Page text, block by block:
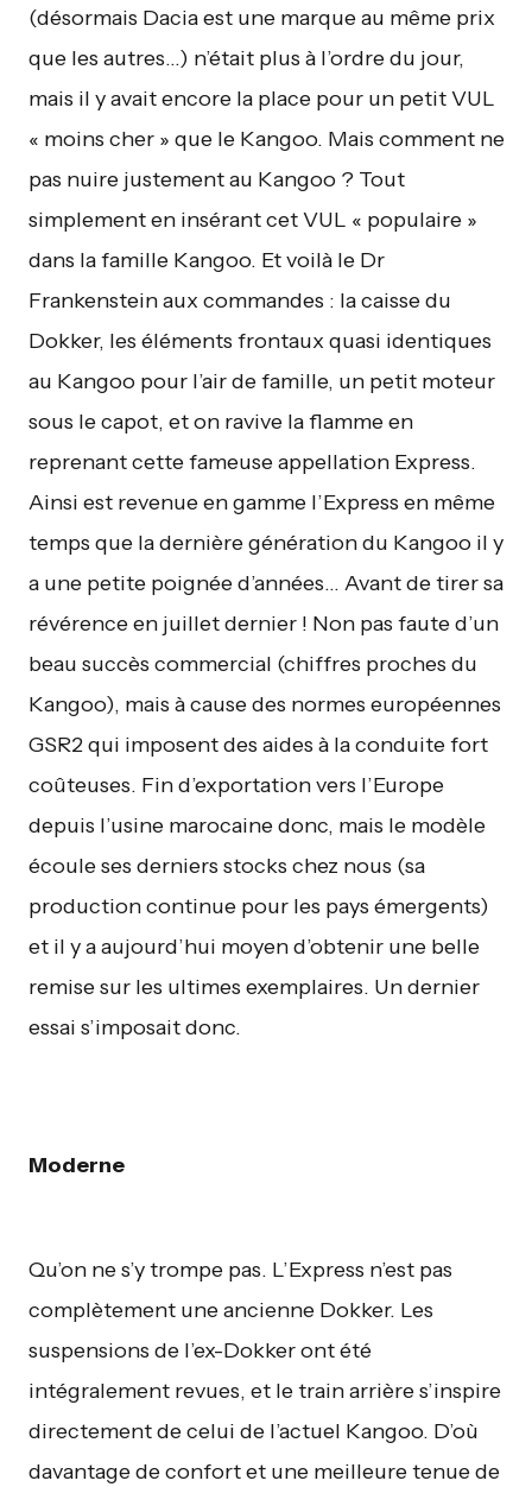
(désormais Dacia est une marque au même prix
que les autres…) n’était plus à l’ordre du jour,
mais il y avait encore la place pour un petit VUL
« moins cher » que le Kangoo. Mais comment ne
pas nuire justement au Kangoo ? Tout
simplement en insérant cet VUL « populaire »
dans la famille Kangoo. Et voilà le Dr
Frankenstein aux commandes : la caisse du
Dokker, les éléments frontaux quasi identiques
au Kangoo pour l’air de famille, un petit moteur
sous le capot, et on ravive la flamme en
reprenant cette fameuse appellation Express.
Ainsi est revenue en gamme l’Express en même
temps que la dernière génération du Kangoo il y
a une petite poignée d’années… Avant de tirer sa
révérence en juillet dernier ! Non pas faute d’un
beau succès commercial (chiffres proches du
Kangoo), mais à cause des normes européennes
GSR2 qui imposent des aides à la conduite fort
coûteuses. Fin d’exportation vers l’Europe
depuis l’usine marocaine donc, mais le modèle
écoule ses derniers stocks chez nous (sa
production continue pour les pays émergents)
et il y a aujourd’hui moyen d’obtenir une belle
remise sur les ultimes exemplaires. Un dernier
essai s’imposait donc.
Moderne
Qu’on ne s’y trompe pas. L’Express n’est pas
complètement une ancienne Dokker. Les
suspensions de l’ex-Dokker ont été
intégralement revues, et le train arrière s’inspire
directement de celui de l’actuel Kangoo. D’où
davantage de confort et une meilleure tenue de